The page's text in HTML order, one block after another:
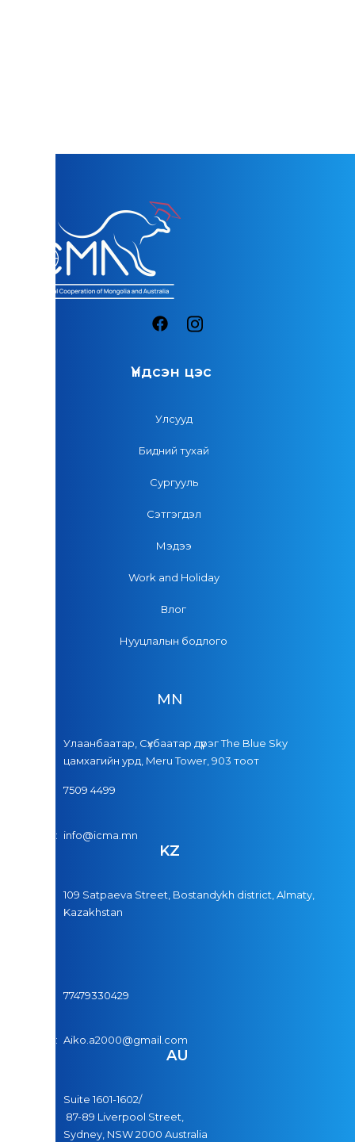
Үндсэн цэс
Улсууд
Бидний тухай
Сургууль
Сэтгэгдэл
Мэдээ
Work and Holiday
Влог
Нууцлалын бодлого
MN
Улаанбаатар, Сүхбаатар дүүрэг The Blue Sky
цамхагийн урд, Meru Tower, 903 тоот
7509 4499
И-мэйл: info@icma.mn
KZ
109 Satpaeva Street, Bostandykh district, Almaty,
Kazakhstan
77479330429
И-мэйл: Aiko.a2000@gmail.com
AU
Suite 1601-1602/
87-89 Liverpool Street,
Sydney, NSW 2000 Australia